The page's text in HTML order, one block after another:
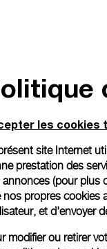
26/22,
les cookies
site Internet
prestation des
annonces (pour plus
nos propres cookies
et d'envoyer
modifier ou retirer